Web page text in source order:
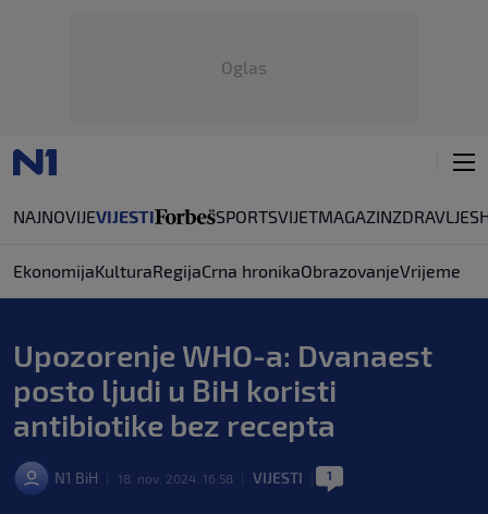
Oglas
NAJNOVIJEVIJESTI SPORTSVIJETMAGAZINZDRAVLJE
EkonomijaKulturaRegijaCrna hronikaObrazovanjeVrijeme
Upozorenje WHO-a: Dvanaest
posto ljudi u BiH koristi
antibiotike bez recepta
N1 BiH 18. nov. 2024. 16:58 VIJESTI 1